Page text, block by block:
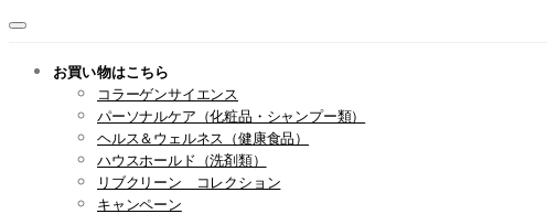
お買い物はこちら
コラーゲンサイエンス
パーソナルケア（化粧品・シャンプー類）
ヘルス＆ウェルネス（健康食品）
ハウスホールド（洗剤類）
リブクリーン コレクション
キャンペーン